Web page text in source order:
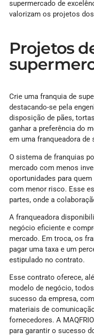
supermercado de
valorizam os projetos
Projetos
Crie uma franquia de
destacando-se pela
disposição de pães,
ganhar a preferência do
em uma franqueadora de
O sistema de franquias
mercado com menos
oportunidades para
com menor risco. Esse
partes, onde a
A franqueadora
negócio eficiente e
mercado. Em troca, os
pagar uma taxa e um
estipulado no contrato.
Esse contrato oferece,
modelo de negócio,
sucesso da empresa,
materiais de
fornecedores. A
para garantir o sucesso